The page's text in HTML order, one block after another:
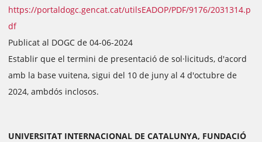
https://portaldogc.gencat.cat/utilsEADOP/PDF/9176/2031314.p
df
Publicat al DOGC de 04-06-2024
Establir que el termini de presentació de sol·licituds, d'acord
amb la base vuitena, sigui del 10 de juny al 4 d'octubre de
2024, ambdós inclosos.
UNIVERSITAT INTERNACIONAL DE CATALUNYA, FUNDACIÓ